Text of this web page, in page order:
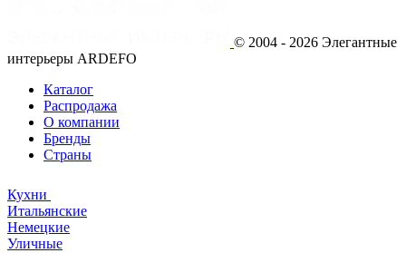
© 2004 - 2026 Элегантные
интерьеры ARDEFO
Каталог
Распродажа
О компании
Бренды
Страны
Кухни
Итальянские
Немецкие
Уличные